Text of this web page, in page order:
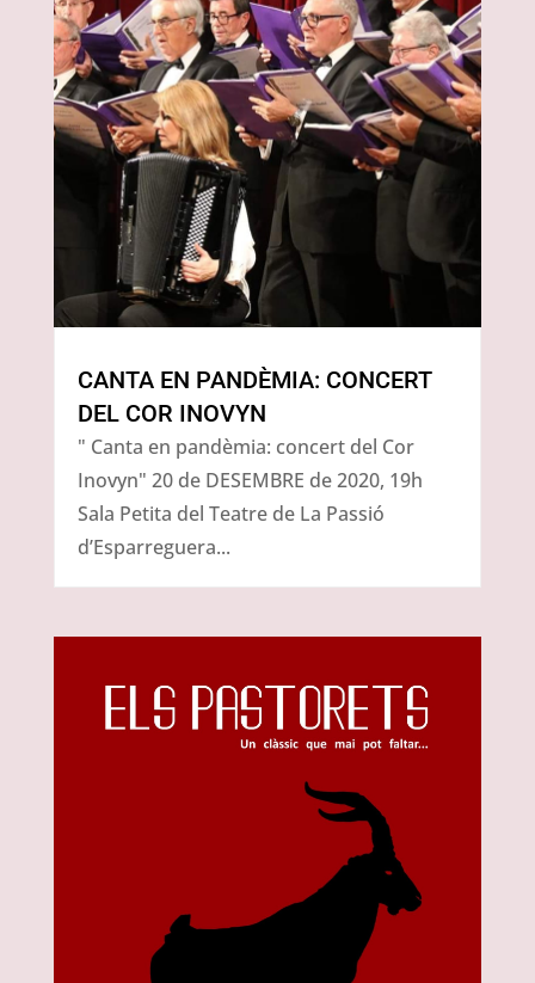
CANTA EN PANDÈMIA: CONCERT
DEL COR INOVYN
" Canta en pandèmia: concert del Cor
Inovyn" 20 de DESEMBRE de 2020, 19h
Sala Petita del Teatre de La Passió
d’Esparreguera...